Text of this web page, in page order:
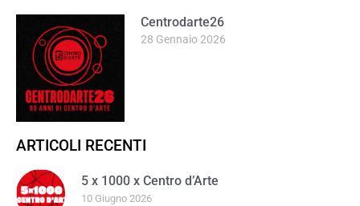
Centrodarte26
28 Gennaio 2026
ARTICOLI RECENTI
5 x 1000 x Centro d’Arte
10 Giugno 2026